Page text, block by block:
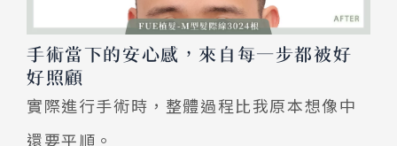
手術當下的安心感，來自每一步都被好
好照顧
實際進行手術時，整體過程比我原本想像中
還要平順。